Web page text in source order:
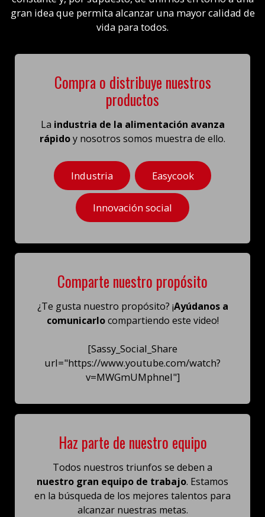
gran idea que permita alcanzar una mayor calidad de
vida para todos.
Compra o distribuye nuestros
productos
La industria de la alimentación avanza
rápidoy nosotros somos muestra de ello.
Industria Easycook
Innovación social
Comparte nuestro propósito
¿Te gusta nuestro propósito? ¡Ayúdanos a
comunicarlocompartiendo este video!
[Sassy_Social_Share
url="https://www.youtube.com/watch?
v=MWGmUMphneI"]
Haz parte de nuestro equipo
Todos nuestros triunfos se deben a
nuestro gran equipo de trabajo. Estamos
en la búsqueda de los mejores talentos para
alcanzar nuestras metas.